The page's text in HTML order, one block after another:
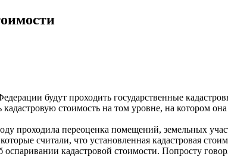
будут проходить государственные
стоимость на том уровне, на котором она
проходила переоценка помещений, земельных
считали, что установленная кадастровая
кадастровой стоимости. Попросту